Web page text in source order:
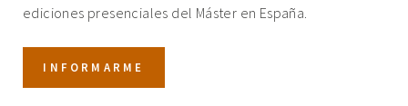
ediciones presenciales del Máster en España.
INFORMARME